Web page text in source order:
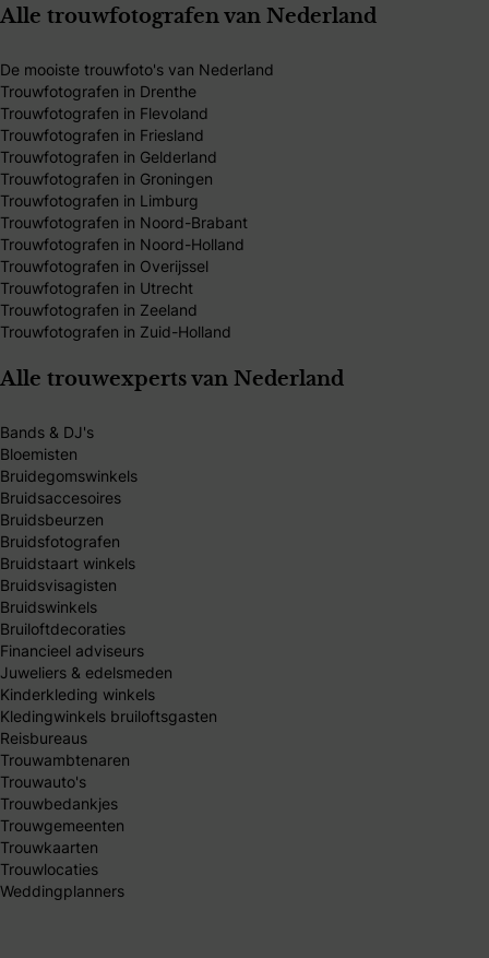
Alle trouwfotografen van Nederland
De mooiste trouwfoto's van Nederland
Trouwfotografen in Drenthe
Trouwfotografen in Flevoland
Trouwfotografen in Friesland
Trouwfotografen in Gelderland
Trouwfotografen in Groningen
Trouwfotografen in Limburg
Trouwfotografen in Noord-Brabant
Trouwfotografen in Noord-Holland
Trouwfotografen in Overijssel
Trouwfotografen in Utrecht
Trouwfotografen in Zeeland
Trouwfotografen in Zuid-Holland
Alle trouwexperts van Nederland
Bands & DJ's
Bloemisten
Bruidegomswinkels
Bruidsaccesoires
Bruidsbeurzen
Bruidsfotografen
Bruidstaart winkels
Bruidsvisagisten
Bruidswinkels
Bruiloftdecoraties
Financieel adviseurs
Juweliers & edelsmeden
Kinderkleding winkels
Kledingwinkels bruiloftsgasten
Reisbureaus
Trouwambtenaren
Trouwauto's
Trouwbedankjes
Trouwgemeenten
Trouwkaarten
Trouwlocaties
Weddingplanners